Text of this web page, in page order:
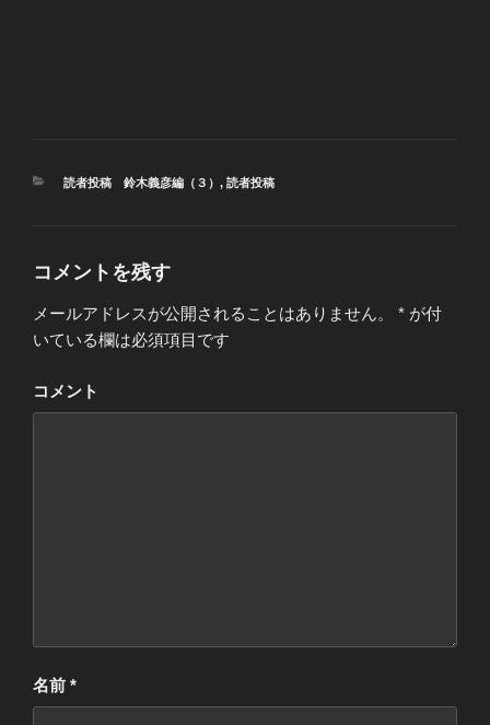
カ
読者投稿 鈴木義彦編（３） , 読者投稿
コメントを残す
メールアドレスが公開されることはありません。 * が付
いている欄は必須項目です
コメント
名前 *